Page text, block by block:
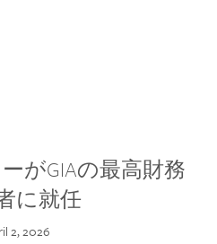
がGIAの最高財務
に就任
2, 2026